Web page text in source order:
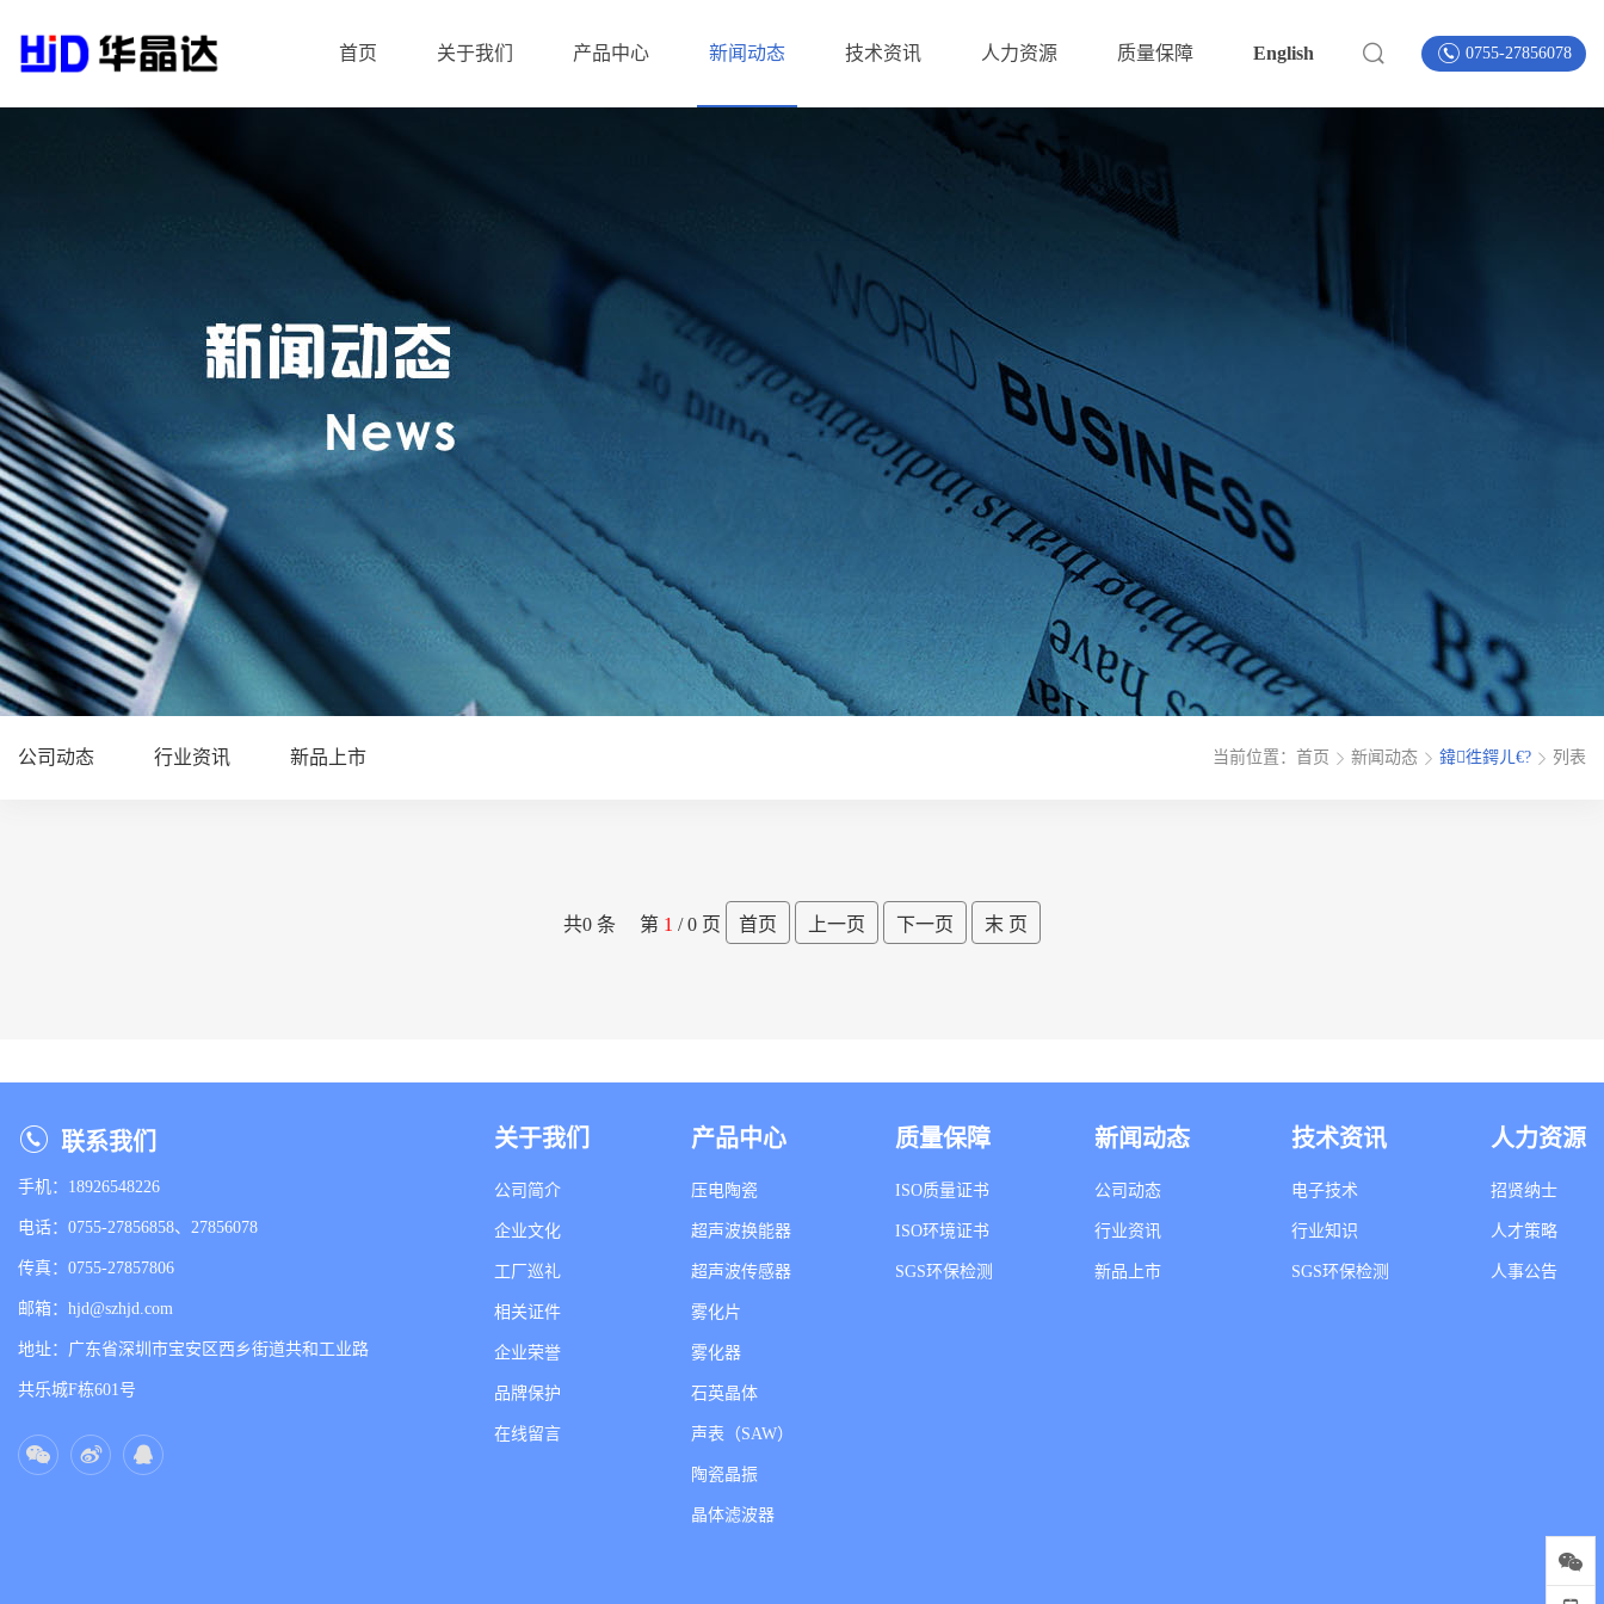
首页 关于我们 产品中心 新闻动态 技术资讯 人力资源 质量保障 English 0755-27856078
公司动态 行业资讯 新品上市 当前位置： 首页 新闻动态 鍏徃鍔ㄦ€? 列表
共0 条 第 1 / 0 页
联系我们
手机：18926548226
电话：0755-27856858、27856078
传真：0755-27857806
邮箱：hjd@szhjd.com
地址：广东省深圳市宝安区西乡街道共和工业路
共乐城F栋601号
关于我们
公司简介
企业文化
工厂巡礼
相关证件
企业荣誉
品牌保护
在线留言
产品中心
压电陶瓷
超声波换能器
超声波传感器
雾化片
雾化器
石英晶体
声表（SAW）
陶瓷晶振
晶体滤波器
质量保障
ISO质量证书
ISO环境证书
SGS环保检测
新闻动态
公司动态
行业资讯
新品上市
技术资讯
电子技术
行业知识
SGS环保检测
人力资源
招贤纳士
人才策略
人事公告